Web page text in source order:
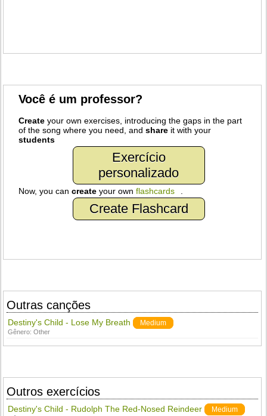
Você é um professor?
Create your own exercises, introducing the gaps in the part
of the song where you need, andshare it with your
students
Exercício
personalizado
Now, you cancreate your ownflashcards
Create Flashcard
Outras canções
Destiny's Child - Lose My Breath Medium
Gênero:Other
Outros exercícios
Destiny's Child - Rudolph The Red-Nosed Reindeer Medium